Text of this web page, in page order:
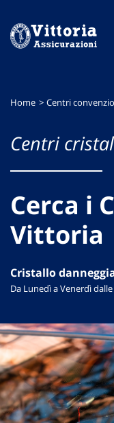
menu
contenuto
footer
Home Centri
Centri
Cerca i
Vittoria
Cristallo
Da Lunedì a Venerdì